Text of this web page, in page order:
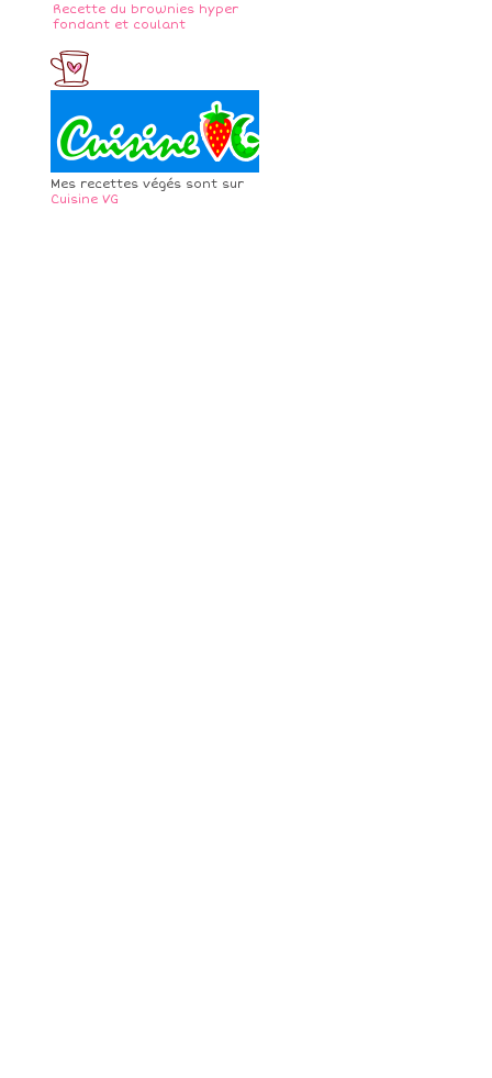
Recette du brownies hyper
fondant et coulant
Mes recettes végés sont sur
Cuisine VG